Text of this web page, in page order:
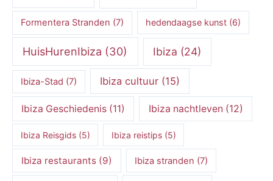
Formentera Stranden (7) hedendaagse kunst (6)
HuisHurenIbiza (30) Ibiza (24)
Ibiza-Stad (7) Ibiza cultuur (15)
Ibiza Geschiedenis (11) Ibiza nachtleven (12)
Ibiza Reisgids(5) Ibiza reistips(5)
Ibiza restaurants(9) Ibiza stranden (7)